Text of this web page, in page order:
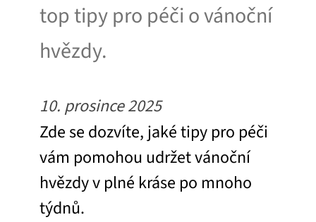
top tipy pro péči o vánoční
hvězdy.
10. prosince 2025
Zde se dozvíte, jaké tipy pro péči
vám pomohou udržet vánoční
hvězdy v plné kráse po mnoho
týdnů.